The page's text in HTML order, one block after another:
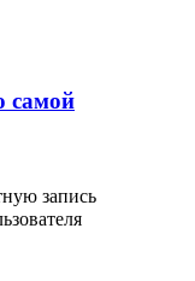
самой
запись